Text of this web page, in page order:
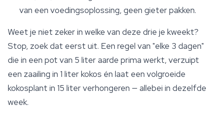
van een voedingsoplossing, geen gieter pakken.
Weet je niet zeker in welke van deze drie je kweekt?
Stop, zoek dat eerst uit. Een regel van "elke 3 dagen"
die in een pot van 5 liter aarde prima werkt, verzuipt
een zaailing in 1 liter kokos én laat een volgroeide
kokosplant in 15 liter verhongeren — allebei in dezelfde
week.